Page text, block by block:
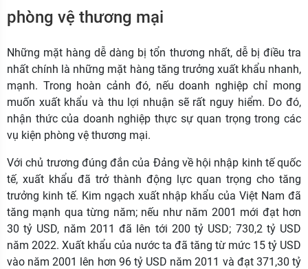
phòng vệ thương mại
Những mặt hàng dễ dàng bị tổn thương nhất, dễ bị điều tra
nhất chính là những mặt hàng tăng trưởng xuất khẩu nhanh,
mạnh. Trong hoàn cảnh đó, nếu doanh nghiệp chỉ mong
muốn xuất khẩu và thu lợi nhuận sẽ rất nguy hiểm. Do đó,
nhận thức của doanh nghiệp thực sự quan trọng trong các
vụ kiện phòng vệ thương mại.
Với chủ trương đúng đắn của Đảng về hội nhập kinh tế quốc
tế, xuất khẩu đã trở thành động lực quan trọng cho tăng
trưởng kinh tế. Kim ngạch xuất nhập khẩu của Việt Nam đã
tăng mạnh qua từng năm; nếu như năm 2001 mới đạt hơn
30 tỷ USD, năm 2011 đã lên tới 200 tỷ USD; 730,2 tỷ USD
năm 2022. Xuất khẩu của nước ta đã tăng từ mức 15 tỷ USD
vào năm 2001 lên hơn 96 tỷ USD năm 2011 và đạt 371,30 tỷ